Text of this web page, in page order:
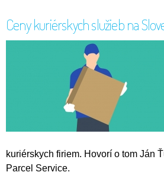
Ceny kuriérskych služieb na
kuriérskych firiem. Hovorí o tom Ján
Parcel Service.